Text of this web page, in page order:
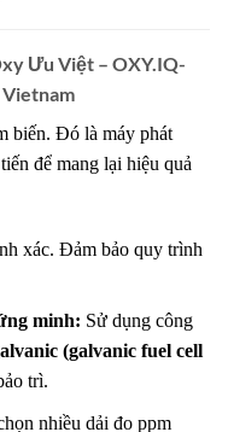
Ưu Việt – OXY.IQ-
biến. Đó là máy phát
để mang lại hiệu quả
xác. Đảm bảo quy trình
minh: Sử dụng công
(galvanic fuel cell
trì.
nhiều dải đo ppm